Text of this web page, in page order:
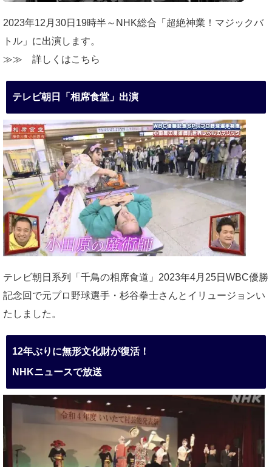
2023年12月30日19時半～NHK総合「超絶神業！マジックバ
トル」に出演します。
≫≫ 詳しくはこちら
テレビ朝日「相席食堂」出演
テレビ朝日系列「千鳥の相席食道」2023年4月25日WBC優勝
記念回で元プロ野球選手・杉谷拳士さんとイリュージョンい
たしました。
12年ぶりに無形文化財が復活！
NHKニュースで放送